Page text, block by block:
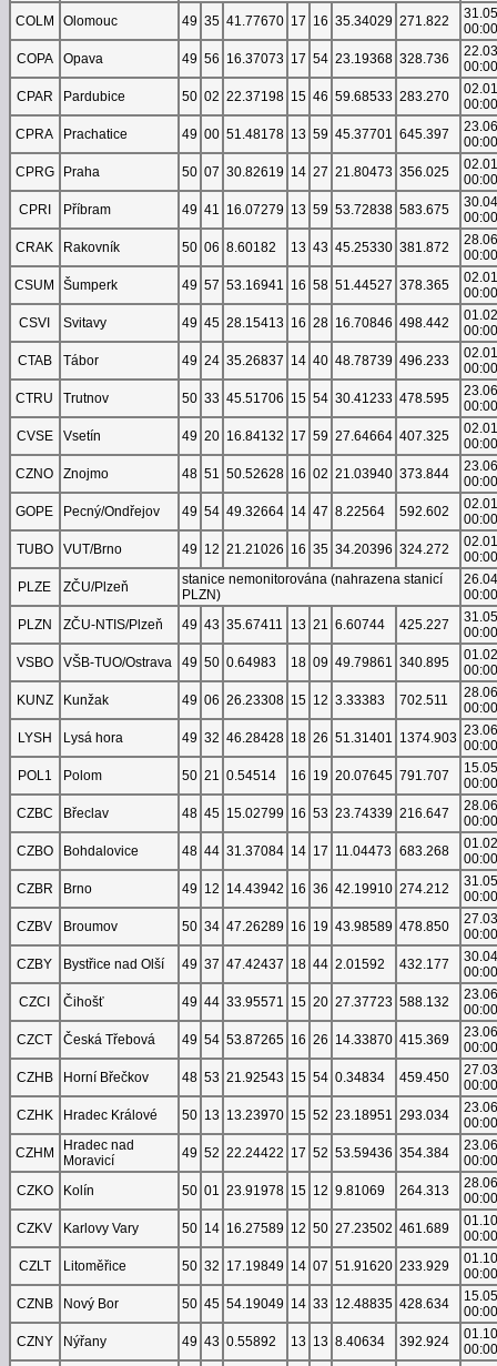
COLM
Olomouc 49 35 41.77670 17 16 35.34029 271.822
00:00
COPA
Opava 49 56 16.37073 17 54 23.19368 328.736
00:00
CPAR
Pardubice 50 02 22.37198 15 46 59.68533 283.270
00:00
CPRA
Prachatice 49 00 51.48178 13 59 45.37701 645.397
00:00
CPRG
Praha 50 07 30.82619 14 27 21.80473 356.025
00:00
CPRI
Příbram 49 41 16.07279 13 59 53.72838 583.675
00:00
CRAK
Rakovník 50 06 8.60182 13 43 45.25330 381.872
00:00
CSUM
Šumperk 49 57 53.16941 16 58 51.44527 378.365
00:00
CSVI
Svitavy 49 45 28.15413 16 28 16.70846 498.442
00:00
CTAB
Tábor 49 24 35.26837 14 40 48.78739 496.233
00:00
CTRU
Trutnov 50 33 45.51706 15 54 30.41233 478.595
00:00
CVSE
Vsetín 49 20 16.84132 17 59 27.64664 407.325
00:00
CZNO
Znojmo 48 51 50.52628 16 02 21.03940 373.844
00:00
GOPE
Pecný/Ondřejov 49 54 49.32664 14 47 8.22564 592.602
00:00
TUBO
VUT/Brno 49 12 21.21026 16 35 34.20396 324.272
00:00
PLZE
ZČU/Plzeň
stanice nemonitorována (nahrazena stanicí
PLZN)
00:00
PLZN
ZČU-NTIS/Plzeň 49 43 35.67411 13 21 6.60744 425.227
00:00
VSBO
VŠB-TUO/Ostrava 49 50 0.64983 18 09 49.79861 340.895
00:00
KUNZ
Kunžak 49 06 26.23308 15 12 3.33383 702.511
00:00
LYSH
Lysá hora 49 32 46.28428 18 26 51.31401 1374.903 00:00
POL1
Polom 50 21 0.54514 16 19 20.07645 791.707
00:00
CZBC
Břeclav 48 45 15.02799 16 53 23.74339 216.647
00:00
CZBO
Bohdalovice 48 44 31.37084 14 17 11.04473 683.268
00:00
CZBR
Brno 49 12 14.43942 16 36 42.19910 274.212
00:00
CZBV
Broumov 50 34 47.26289 16 19 43.98589 478.850
00:00
CZBY
Bystřice nad Olší 49 37 47.42437 18 44 2.01592 432.177
00:00
CZCI
Čihošť 49 44 33.95571 15 20 27.37723 588.132
00:00
CZCT
Česká Třebová 49 54 53.87265 16 26 14.33870 415.369
00:00
CZHB
Horní Břečkov 48 53 21.92543 15 54 0.34834 459.450
00:00
CZHK
Hradec Králové 50 13 13.23970 15 52 23.18951 293.034
00:00
CZHM
Hradec nad
Moravicí
49 52 22.24422 17 52 53.59436 354.384
00:00
CZKO
Kolín 50 01 23.91978 15 12 9.81069 264.313
00:00
CZKV
Karlovy Vary 50 14 16.27589 12 50 27.23502 461.689
00:00
CZLT
Litoměřice 50 32 17.19849 14 07 51.91620 233.929
00:00
CZNB
Nový Bor 50 45 54.19049 14 33 12.48835 428.634
00:00
CZNY
Nýřany 49 43 0.55892 13 13 8.40634 392.924
00:00